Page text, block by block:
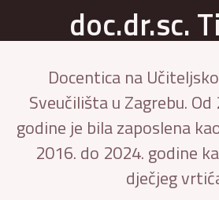
doc.dr.sc.
Docentica na
Sveučilišta u Zagrebu.
godine je bila zaposlena
2016. do 2024. godine
dječjeg